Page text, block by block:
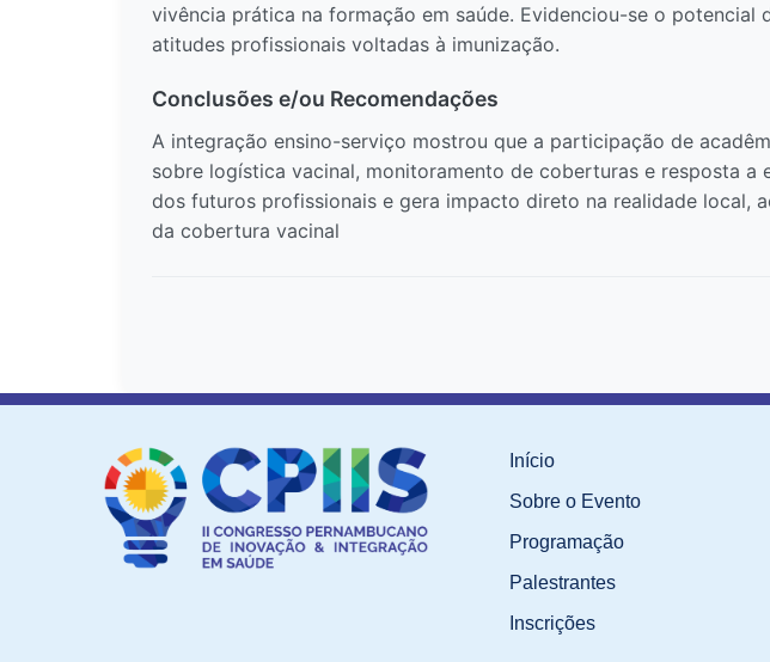
vivência prática na formação em saúde. Evidenciou-se o
atitudes profissionais voltadas à imunização.
Conclusões e/ou Recomendações
A integração ensino-serviço mostrou que a participação de
sobre logística vacinal, monitoramento de coberturas e resposta
dos futuros profissionais e gera impacto direto na realidade local,
da cobertura vacinal
Início
Sobre o Evento
Programação
Palestrantes
Inscrições